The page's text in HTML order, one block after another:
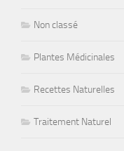
Non classé
Plantes Médicinales
Recettes Naturelles
Traitement Naturel